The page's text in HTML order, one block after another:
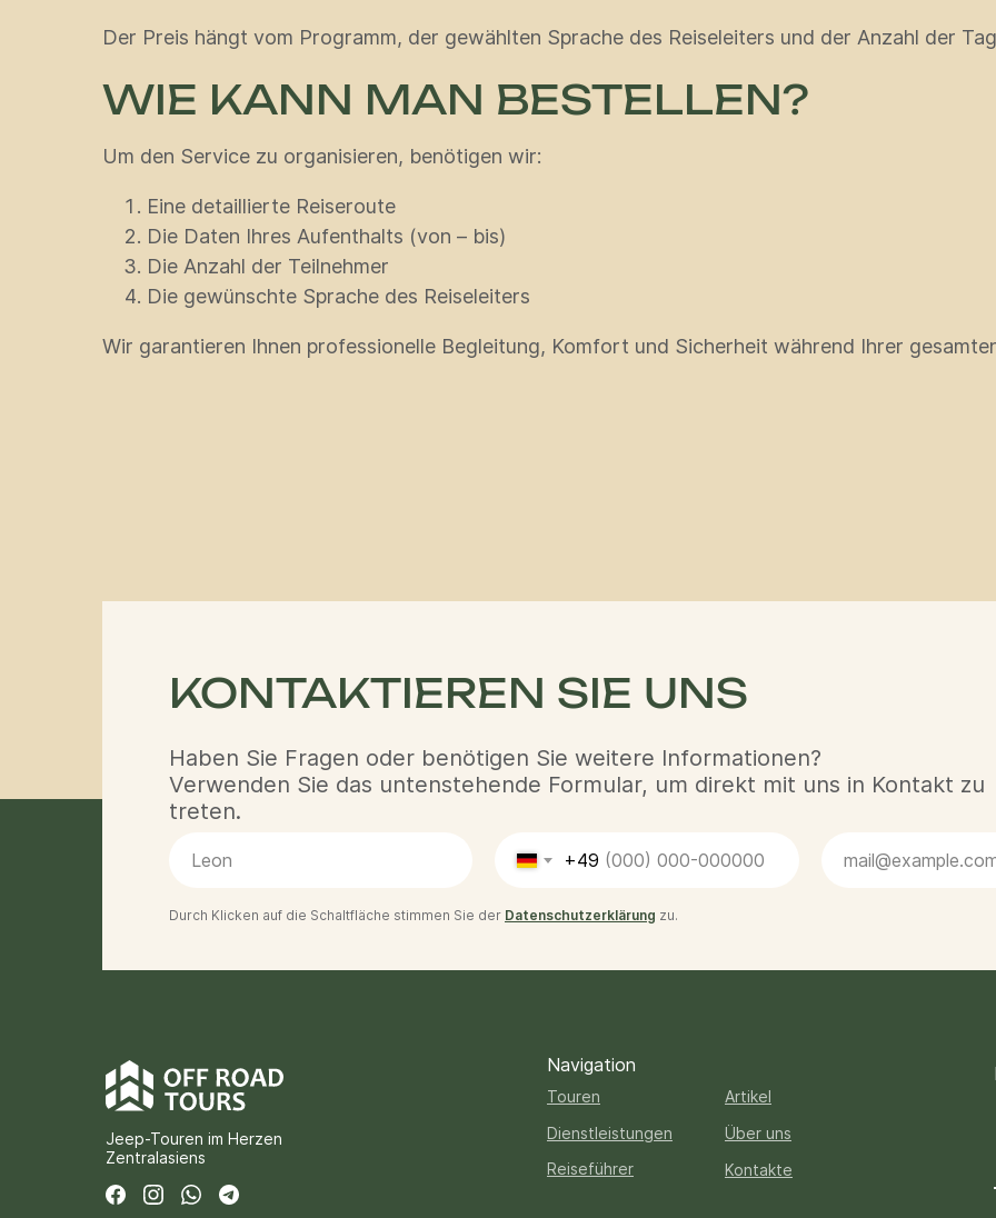
Der Preis hängt vom Programm, der gewählten Sprache des Reiseleiters und der Anzahl der
WIE KANN MAN BESTELLEN?
Um den Service zu organisieren, benötigen wir:
Eine detaillierte Reiseroute
Die Daten Ihres Aufenthalts (von – bis)
Die Anzahl der Teilnehmer
Die gewünschte Sprache des Reiseleiters
Wir garantieren Ihnen professionelle Begleitung, Komfort und Sicherheit während Ihrer
KONTAKTIEREN SIE UNS
Navigation
Über uns
Kontakte
Reiseführer
Artikel
Dienstleistungen
Touren
Jeep-Touren im Herzen
Zentralasiens
Haben Sie Fragen oder benötigen Sie weitere Informationen?
Verwenden Sie das untenstehende Formular, um direkt mit uns in Kontakt zu
treten.
+49
Durch Klicken auf die Schaltfläche stimmen Sie der Datenschutzerklärung zu.